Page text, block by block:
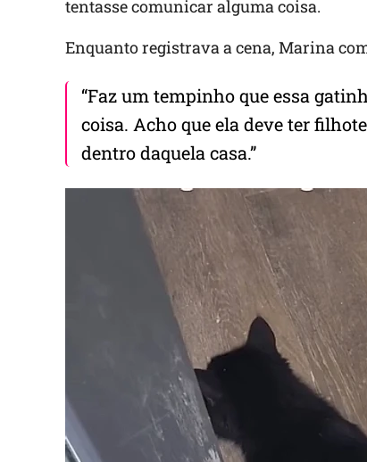
tentasse comunicar alguma coisa.
Enquanto registrava a cena, Marina
“Faz um tempinho que essa
coisa. Acho que ela deve ter
dentro daquela casa.”